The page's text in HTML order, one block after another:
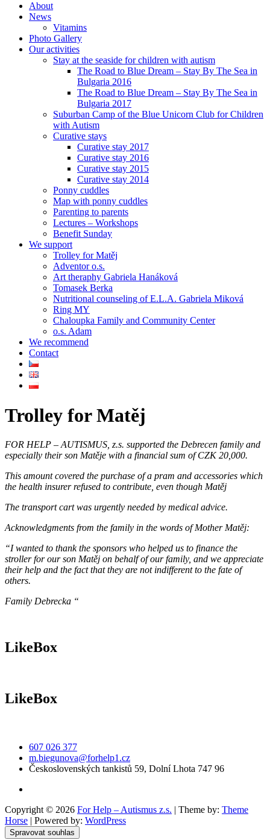
About
News
Vitamins
Photo Gallery
Our activities
Stay at the seaside for children with autism
The Road to Blue Dream – Stay By The Sea in
Bulgaria 2016
The Road to Blue Dream – Stay By The Sea in
Bulgaria 2017
Suburban Camp of the Blue Unicorn Club for Children
with Autism
Curative stays
Curative stay 2017
Curative stay 2016
Curative stay 2015
Curative stay 2014
Ponny cuddles
Map with ponny cuddles
Parenting to parents
Lectures – Workshops
Benefit Sunday
We support
Trolley for Matěj
Adventor o.s.
Art theraphy Gabriela Hanáková
Tomasek Berka
Nutritional counseling of E.L.A. Gabriela Miková
Ring MY
Chaloupka Family and Community Center
o.s. Adam
We recommend
Contact
Trolley for Matěj
FOR HELP – AUTISMUS, z.s. supported the Debrecen family and
especially their son Matěje with a financial sum of CZK 20,000.
This amount covered the purchase of a pram and accessories which
the health insurer refused to contribute, even though Matěj
The transport cart was urgently needed by medical advice.
Acknowledgments from the family in the words of Mother Matěj:
“I wanted to thank the sponsors who helped us to finance the
stroller for our son Matěj on behalf of our family, and we appreciate
their help and the fact that they are not indifferent to the fate of
others.
Family Debrecka “
LikeBox
LikeBox
607 026 377
m.biegunova@forhelp1.cz
Československých tankistů 59, Dolní Lhota 747 96
Copyright © 2026 For Help – Autismus z.s. | Theme by: Theme
Horse | Powered by: WordPress
Spravovat souhlas